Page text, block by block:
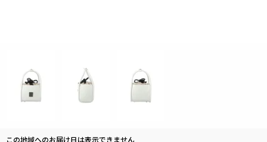
この地域へのお届け日は表示できません